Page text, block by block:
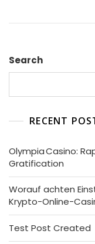
Search
RECENT
Olympia Casino:
Gratification
Worauf achten
Krypto-Online-
Test Post Created